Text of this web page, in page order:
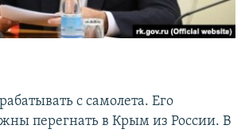
с самолета. Его
перегнать в Крым из России. В